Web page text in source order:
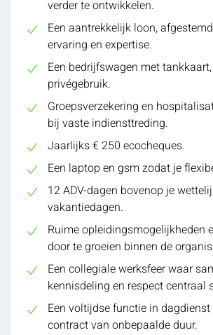
verder te ontwikkelen.
Een aantrekkelijk loon,
ervaring en expertise.
Een bedrijfswagen met
privégebruik.
Groepsverzekering en
bij vaste indiensttreding.
Jaarlijks € 250 ecocheques.
Een laptop en gsm zodat je
12 ADV-dagen bovenop je
vakantiedagen.
Ruime opleidingsmogelijkheden
door te groeien binnen de
Een collegiale werksfeer waar
kennisdeling en respect centraal
Een voltijdse functie in dagdienst
contract van onbepaalde duur.